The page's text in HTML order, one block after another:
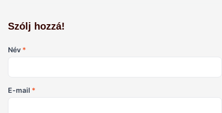
Szólj hozzá!
Név *
E-mail *